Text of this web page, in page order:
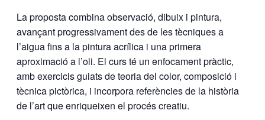
La proposta combina observació, dibuix i pintura,
avançant progressivament des de les tècniques a
l’aigua fins a la pintura acrílica i una primera
aproximació a l’oli. El curs té un enfocament pràctic,
amb exercicis guiats de teoria del color, composició i
tècnica pictòrica, i incorpora referències de la història
de l’art que enriqueixen el procés creatiu.